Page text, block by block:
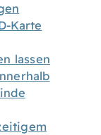
Karte
lassen